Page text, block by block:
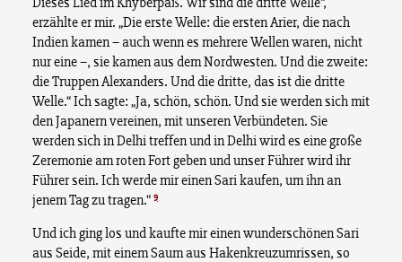
erzählte er mir. „Die erste Welle: die ersten Arier, die nach
Indien kamen – auch wenn es mehrere Wellen waren, nicht
nur eine –, sie kamen aus dem Nordwesten. Und die zweite:
die Truppen Alexanders. Und die dritte, das ist die dritte
Welle.“ Ich sagte: „Ja, schön, schön. Und sie werden sich mit
den Japanern vereinen, mit unseren Verbündeten. Sie
werden sich in Delhi treffen und in Delhi wird es eine große
Zeremonie am roten Fort geben und unser Führer wird ihr
Führer sein. Ich werde mir einen Sari kaufen, um ihn an
jenem Tag zu tragen.“ 9
Und ich ging los und kaufte mir einen wunderschönen Sari
aus Seide, mit einem Saum aus Hakenkreuzumrissen, so